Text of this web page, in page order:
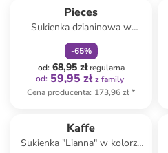
Pieces
Sukienka dzianinowa w
kolorze brązowym
-65%
od: 68,95 złregularna
od: 59,95 zł z family
Cena producenta: 173,96 zł*
Kaffe
Sukienka "Lianna" w kolorze